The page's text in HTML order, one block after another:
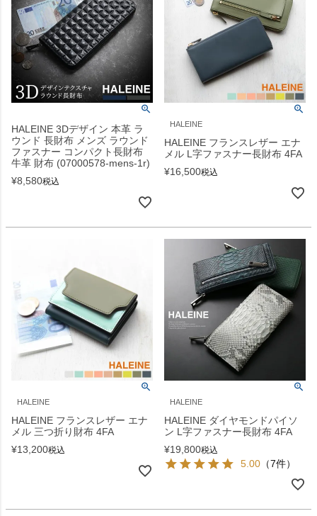
HALEINE 3Dデザイン 本革 ラ
ウンド 長財布 メンズ ラウンド
ファスナー コンパクト長財布
牛革 財布 (07000578-mens-1r)
¥8,580税込
HALEINE
HALEINE フランスレザー エナ
メル L字ファスナー長財布 4FA
¥16,500税込
HALEINE
HALEINE フランスレザー エナ
メル 三つ折り財布 4FA
¥13,200税込
HALEINE
HALEINE ダイヤモンドパイソ
ン L字ファスナー長財布 4FA
¥19,800税込
5.00 （7件）